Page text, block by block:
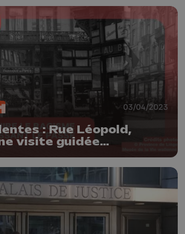
03/04/2023
: Rue Léopold,
visite guidée